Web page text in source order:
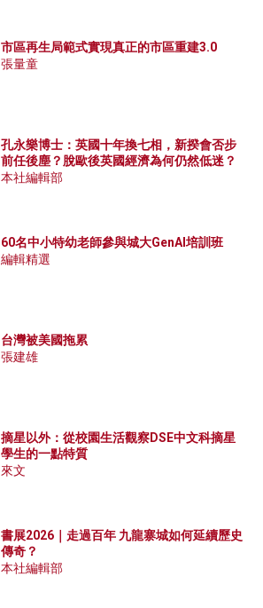
市區再生局範式實現真正的市區重建3.0
張量童
孔永樂博士：英國十年換七相，新揆會否步
前任後塵？脫歐後英國經濟為何仍然低迷？
本社編輯部
60名中小特幼老師參與城大GenAI培訓班
編輯精選
台灣被美國拖累
張建雄
摘星以外：從校園生活觀察DSE中文科摘星
學生的一點特質
來文
書展2026｜走過百年 九龍寨城如何延續歷史
傳奇？
本社編輯部